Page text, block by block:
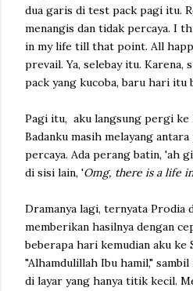
dua garis di test pack pagi itu.
menangis dan tidak percaya. I
in my life till that point. All
prevail. Ya, selebay itu. Karena,
pack yang kucoba, baru hari itu
Pagi itu, aku langsung pergi ke
Badanku masih melayang
percaya. Ada perang batin, 'ah
di sisi lain, 'Omg, there is a life
Dramanya lagi, ternyata Prodia
memberikan hasilnya dengan
beberapa hari kemudian aku ke
"Alhamdulillah Ibu hamil,"
di layar yang hanya titik kecil.